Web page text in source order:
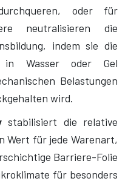
oder für
neutralisieren die
indem sie die
in Wasser oder Gel
Belastungen
wird.
stabilisiert die relative
Wert für jede Warenart,
Barriere-Folie
für besonders